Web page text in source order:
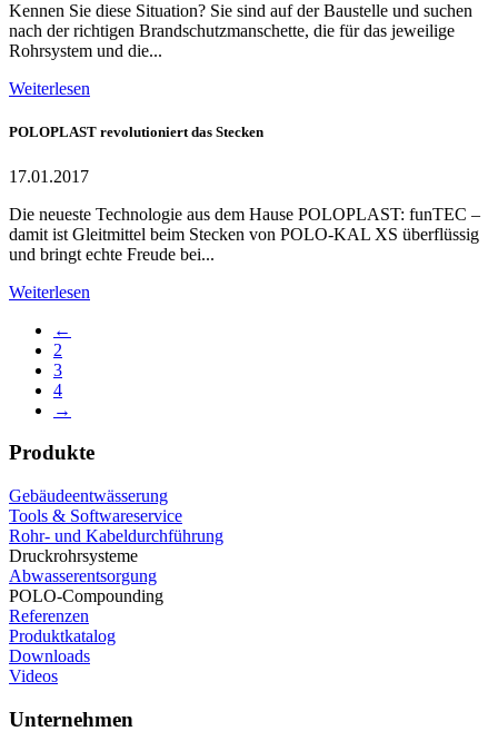
Kennen Sie diese Situation? Sie sind auf der Baustelle und suchen
nach der richtigen Brandschutzmanschette, die für das jeweilige
Rohrsystem und die...
Weiterlesen
POLOPLAST revolutioniert das Stecken
17.01.2017
Die neueste Technologie aus dem Hause POLOPLAST: funTEC –
damit ist Gleitmittel beim Stecken von POLO-KAL XS überflüssig
und bringt echte Freude bei...
Weiterlesen
←
2
3
4
→
Produkte
Gebäudeentwässerung
Tools & Softwareservice
Rohr- und Kabeldurchführung
Druckrohrsysteme
Abwasserentsorgung
POLO-Compounding
Referenzen
Produktkatalog
Downloads
Videos
Unternehmen